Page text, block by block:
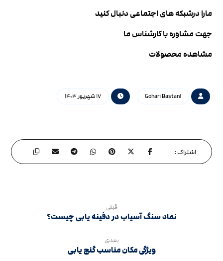
مارا درشبکه های اجتماعی دنبال کنید
جهت مشاوره با کارشناس ما
مشاهده محصولات
Gohar۱ Bastan۱ ۱۷ شهریور ۱۴۰۳
قبلی
نماد سنگ آسیاب در دفینه یابی چیست؟
بعدی
ویژگی‌ مکان‌ مناسب گنج‌ یابی